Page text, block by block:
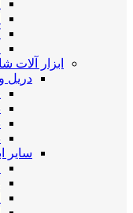
ابزار آلات
دریل
سایر